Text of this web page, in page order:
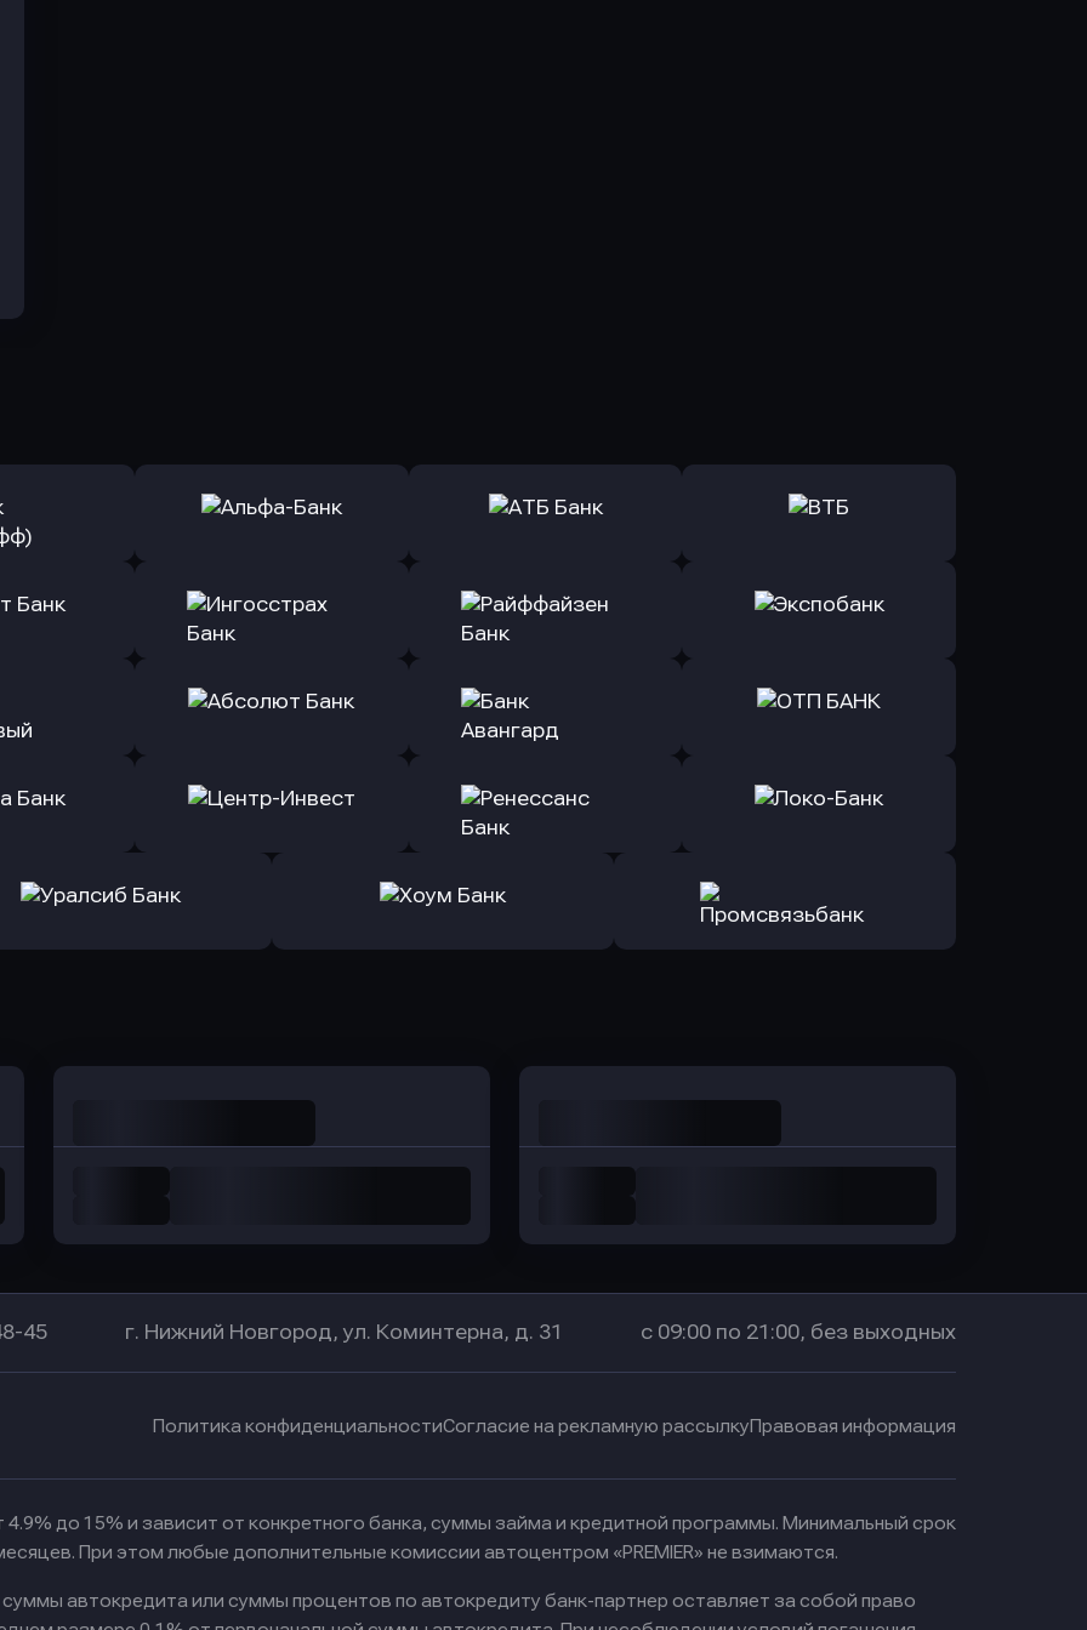
заявку
Оправить заявку
в Альфа-Банк
Оправить заявку
в АТБ Банк
Оправить заявку
заявку
Банк
Оправить заявку
Оправить заявку
в Райффайзен Банк
Оправить заявку
заявку
Оправить заявку
Оправить заявку
в Банк Авангард
Оправить заявку
заявку
Оправить заявку
в Локо-Банк
45 г. Нижний Новгород, ул. Коминтерна, д. 31 с 09:00 по 21:00, без выходных
Политика конфиденциальностиСогласие на рекламную рассылкуПравовая информация
4.9% до 15% и зависит от конкретного банка, суммы займа и кредитной программы. Минимальный срок
При этом любые дополнительные комиссии автоцентром «PREMIER» не взимаются.
автокредита или суммы процентов по автокредиту банк-партнер оставляет за собой право